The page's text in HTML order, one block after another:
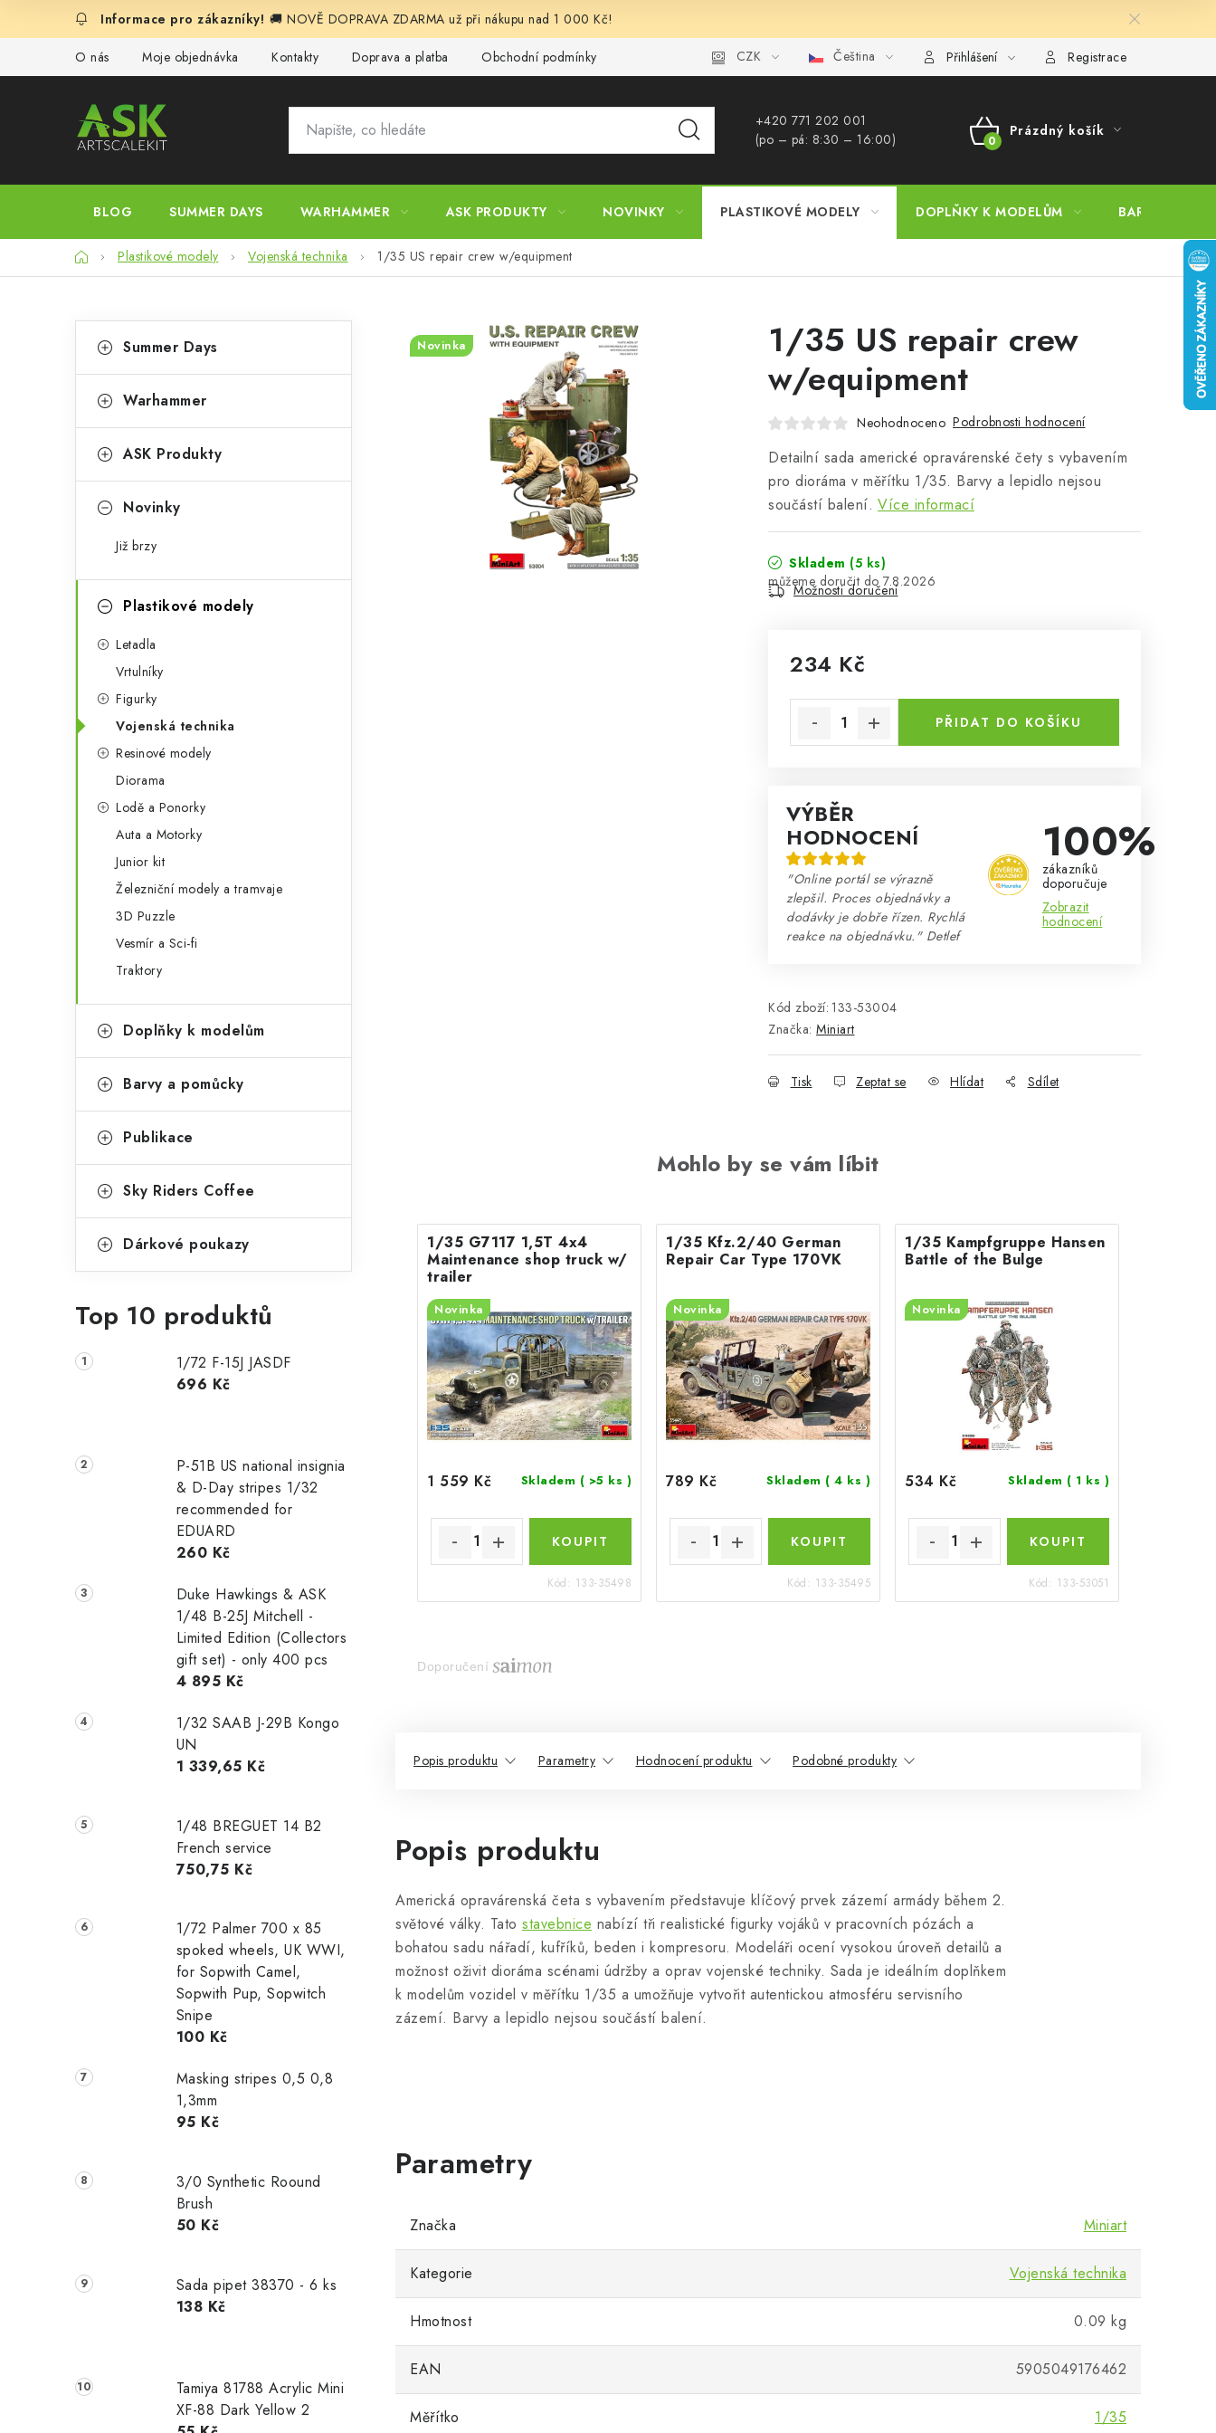
🚚 NOVĚ DOPRAVA ZDARMA už při nákupu nad 1 000 Kč!
O nás Moje objednávka Kontakty Doprava a platba Obchodní podmínky Podmínky ochrany osobních údajů Reklamační řád Velkoobchod (B2B) Převodník
CZK Čeština Přihlášení Registrace
+420 771 202 001​
(po – pá: 8:30 – 16:00)
NÁKUPNÍ
Prázdný košík
BLOG SUMMER DAYS WARHAMMER ASK PRODUKTY NOVINKY PLASTIKOVÉ MODELY DOPLŇKY K MODELŮM BARVY A
DomůPlastikové modely Vojenská technika 1/35 US repair crew w/equipment
o
t
r
n
n
kategorie
a
e
o
e
Summer Days
Warhammer
ASK Produkty
Novinky
Již brzy
Plastikové modely
Letadla
Vrtulníky
Figurky
Vojenská technika
Resinové modely
Diorama
Lodě a Ponorky
Auta a Motorky
Junior kit
Železniční modely a tramvaje
3D Puzzle
Vesmír a Sci-fi
Traktory
Doplňky k modelům
Barvy a pomůcky
Publikace
Sky Riders Coffee
Dárkové poukazy
Top 10 produktů
1/72 F-15J JASDF
696 Kč
P-51B US national insignia
& D-Day stripes 1/32
recommended for
EDUARD
260 Kč
Duke Hawkings & ASK
1/48 B-25J Mitchell -
Limited Edition (Collectors
gift set) - only 400 pcs
4 895 Kč
1/32 SAAB J-29B Kongo
UN
1 339,65 Kč
1/48 ‌‌BREGUET 14 B2
French service
750,75 Kč
1/72 Palmer 700 x 85
spoked wheels, UK WWI,
for Sopwith Camel,
Sopwith Pup, Sopwitch
Snipe
100 Kč
Masking stripes 0,5 0,8
1,3mm
95 Kč
3/0 Synthetic Roound
Brush
50 Kč
Sada pipet 38370 - 6 ks
138 Kč
Tamiya 81788 Acrylic Mini
XF-88 Dark Yellow 2
1/35 US repair crew
w/equipment
Neohodnoceno Podrobnosti hodnocení
Detailní sada americké opravárenské čety s vybavením
pro dioráma v měřítku 1/35. Barvy a lepidlo nejsou
součástí balení. Více informací
Skladem (5 ks)
7.8.2026
Možnosti doručení
234 Kč
PŘIDAT DO KOŠÍKU
VÝBĚR
HODNOCENÍ
"Online portál se výrazně
zlepšil. Proces objednávky a
dodávky je dobře řízen. Rychlá
reakce na objednávku." Detlef
100%
zákazníků
doporučuje
Zobrazit
hodnocení
Kód zboží: 133-53004
Značka: Miniart
Tisk Zeptat se Hlídat Sdílet
Novinka
Mohlo by se vám líbit
1/35 G7117 1,5T 4x4
Maintenance shop truck w/
trailer
Novinka
1 559 Kč Skladem ( >5 ks )
Kód: 133-35498
1/35 Kfz.2/40 German
Repair Car Type 170VK
Novinka
789 Kč Skladem ( 4 ks )
Kód: 133-35495
1/35 Kampfgruppe Hansen
Battle of the Bulge
Novinka
534 Kč Skladem ( 1 ks )
Kód: 133-53051
Doporučení
Popis produktu Parametry Hodnocení produktu Podobné produkty
Popis produktu
Americká opravárenská četa s vybavením představuje klíčový prvek zázemí armády během 2.
světové války. Tato stavebnice nabízí tři realistické figurky vojáků v pracovních pózách a
bohatou sadu nářadí, kufříků, beden i kompresoru. Modeláři ocení vysokou úroveň detailů a
možnost oživit dioráma scénami údržby a oprav vojenské techniky. Sada je ideálním doplňkem
k modelům vozidel v měřítku 1/35 a umožňuje vytvořit autentickou atmosféru servisního
zázemí. Barvy a lepidlo nejsou součástí balení.
Značka Miniart
Kategorie Vojenská technika
Hmotnost 0.09 kg
EAN 5905049176462
Měřítko 1/35